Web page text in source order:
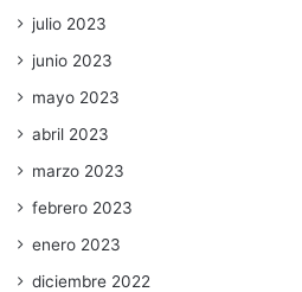
julio 2023
junio 2023
mayo 2023
abril 2023
marzo 2023
febrero 2023
enero 2023
diciembre 2022